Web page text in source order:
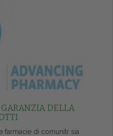
DELLA
farmacie di comunitŕ sia